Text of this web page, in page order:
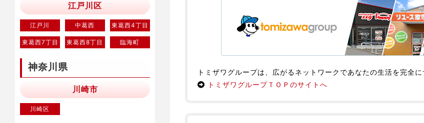
江戸川区
江戸川 中葛西 東葛西4丁目
東葛西7丁目 東葛西8丁目 臨海町
神奈川県
川崎市
川崎区
トミザワグループは、広がるネットワークであなたの生活を完全に
トミザワグループＴＯＰのサイトへ